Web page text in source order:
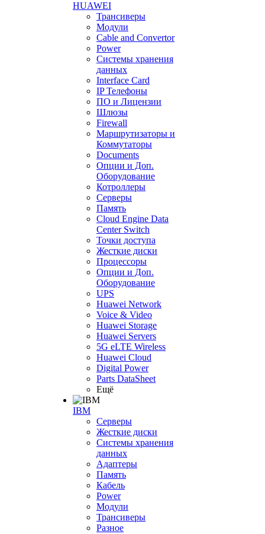
HUAWEI
Трансиверы
Модули
Cable and Convertor
Power
Системы хранения
данных
Interface Card
IP Телефоны
ПО и Лицензии
Шлюзы
Firewall
Маршрутизаторы и
Коммутаторы
Documents
Опции и Доп.
Оборудование
Котроллеры
Серверы
Память
Cloud Engine Data
Center Switch
Точки доступа
Жесткие диски
Процессоры
Опции и Доп.
Оборудование
UPS
Huawei Network
Voice & Video
Huawei Storage
Huawei Servers
5G eLTE Wireless
Huawei Cloud
Digital Power
Parts DataSheet
Ещё
IBM
Серверы
Жесткие диски
Системы хранения
данных
Адаптеры
Память
Кабель
Power
Модули
Трансиверы
Разное